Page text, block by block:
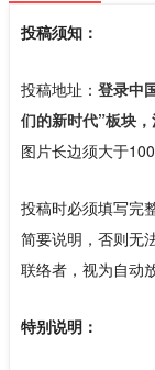
投稿须知：
投稿地址： 登录中
们的新时代”板块
图片长边须大于
投稿时必须填写完
简要说明，否则无
联络者，视为自动
特别说明：